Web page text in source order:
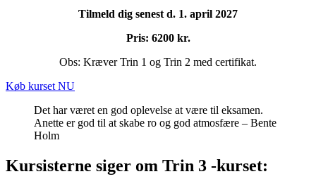
Tilmeld dig senest d. 1. april 2027
Pris: 6200 kr.
Obs: Kræver Trin 1 og Trin 2 med certifikat.
Køb kurset NU
Det har været en god oplevelse at være til eksamen.
Anette er god til at skabe ro og god atmosfære – Bente
Holm
Kursisterne siger om Trin 3 -kurset: